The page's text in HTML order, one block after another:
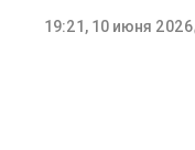
19:21, 10 июня 2026